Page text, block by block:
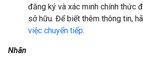
đăng ký và xác minh chính thức
sở hữu. Để biết thêm thông tin,
việc chuyển tiếp.
Nhãn